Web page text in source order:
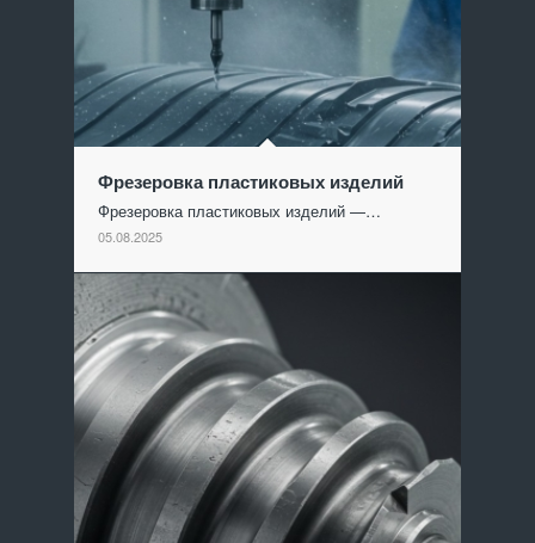
Фрезеровка пластиковых изделий
Фрезеровка пластиковых изделий —…
05.08.2025